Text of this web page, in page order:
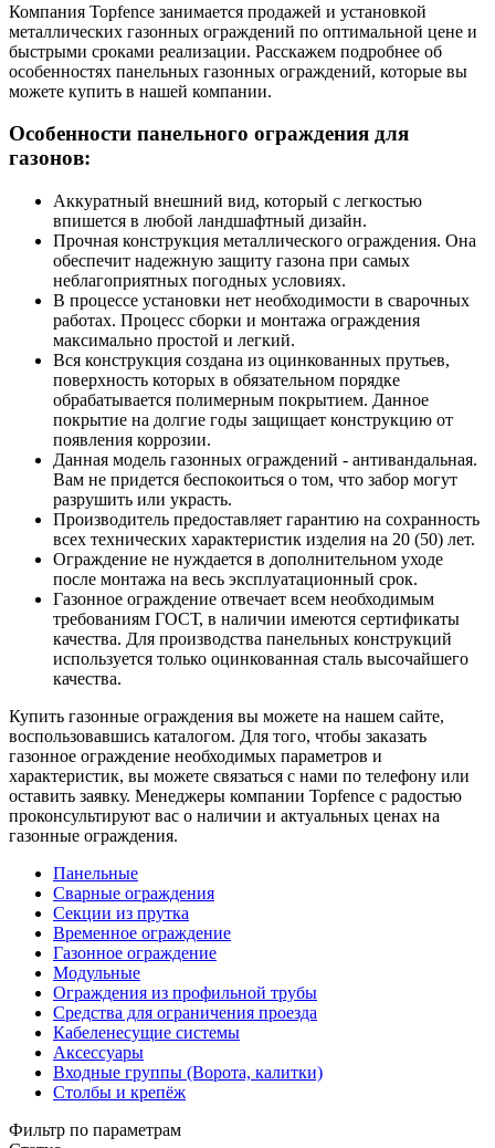
Компания Topfence занимается продажей и установкой
металлических газонных ограждений по оптимальной цене и
быстрыми сроками реализации. Расскажем подробнее об
особенностях панельных газонных ограждений, которые вы
можете купить в нашей компании.
Особенности панельного ограждения для
газонов:
Аккуратный внешний вид, который с легкостью
впишется в любой ландшафтный дизайн.
Прочная конструкция металлического ограждения. Она
обеспечит надежную защиту газона при самых
неблагоприятных погодных условиях.
В процессе установки нет необходимости в сварочных
работах. Процесс сборки и монтажа ограждения
максимально простой и легкий.
Вся конструкция создана из оцинкованных прутьев,
поверхность которых в обязательном порядке
обрабатывается полимерным покрытием. Данное
покрытие на долгие годы защищает конструкцию от
появления коррозии.
Данная модель газонных ограждений - антивандальная.
Вам не придется беспокоиться о том, что забор могут
разрушить или украсть.
Производитель предоставляет гарантию на сохранность
всех технических характеристик изделия на 20 (50) лет.
Ограждение не нуждается в дополнительном уходе
после монтажа на весь эксплуатационный срок.
Газонное ограждение отвечает всем необходимым
требованиям ГОСТ, в наличии имеются сертификаты
качества. Для производства панельных конструкций
используется только оцинкованная сталь высочайшего
качества.
Купить газонные ограждения вы можете на нашем сайте,
воспользовавшись каталогом. Для того, чтобы заказать
газонное ограждение необходимых параметров и
характеристик, вы можете связаться с нами по телефону или
оставить заявку. Менеджеры компании Topfence с радостью
проконсультируют вас о наличии и актуальных ценах на
газонные ограждения.
Панельные
Сварные ограждения
Секции из прутка
Временное ограждение
Газонное ограждение
Модульные
Ограждения из профильной трубы
Средства для ограничения проезда
Кабеленесущие системы
Аксессуары
Входные группы (Ворота, калитки)
Столбы и крепёж
Фильтр по параметрам